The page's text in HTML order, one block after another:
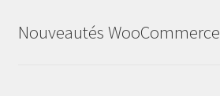
Nouveautés WooCommerce